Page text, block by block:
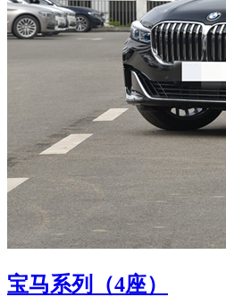
宝马系列（4座）